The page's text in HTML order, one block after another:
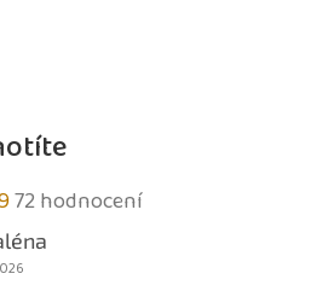
Průměrné
hodnocení
obchodu
72 hodnocení
obchodu je 5 z 5 hvězdiček.